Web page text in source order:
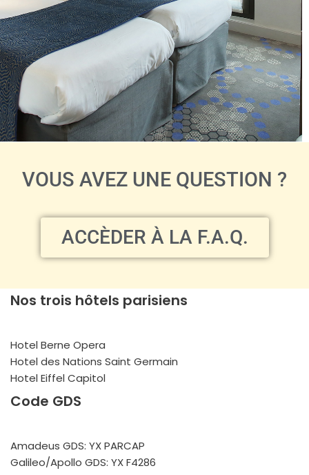
VOUS AVEZ UNE QUESTION ?
ACCÈDER À LA F.A.Q.
Nos trois hôtels parisiens
Hotel Berne Opera
Hotel des Nations Saint Germain
Hotel Eiffel Capitol
Code GDS
Amadeus GDS: YX PARCAP
Galileo/Apollo GDS: YX F4286